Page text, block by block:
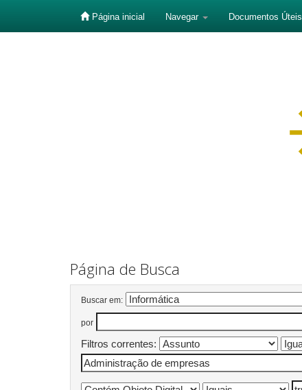
Página inicial Navegar Documentos Úteis
Página de Busca
Buscar em:
por
Filtros correntes: